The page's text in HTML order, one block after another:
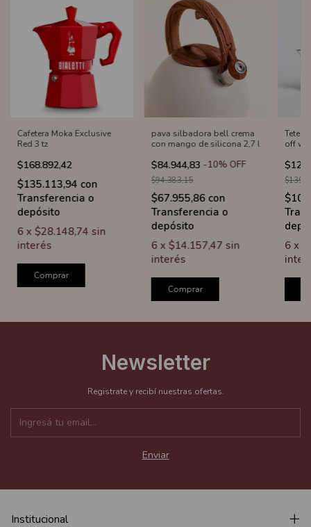
Cafetera Moka Exclusive
Red 3 tz
$168.892,42
$135.113,94 con
Transferencia o
depósito
6 x $28.148,74 sin
interés
Comprar
pava silbadora bell crema
con mango de silicona 2,7 l
$84.944,83 -10% OFF
$94.383,15
$67.955,86 con
Transferencia o
depósito
6 x $14.157,47 sin
interés
Comprar
off
6 x
Newsletter
Registrate y recibí nuestras ofertas.
Institucional